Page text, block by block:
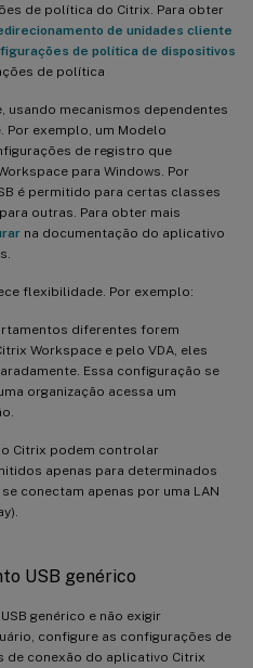
de política do Citrix. Para obter
de unidades cliente
de política de dispositivos
de política
usando mecanismos dependentes
Por exemplo, um Modelo
de registro que
para Windows. Por
é permitido para certas classes
outras. Para obter mais
na documentação do aplicativo
flexibilidade. Por exemplo:
diferentes forem
Workspace e pelo VDA, eles
Essa configuração se
organização acessa um
Citrix podem controlar
apenas para determinados
conectam apenas por uma LAN
USB genérico
genérico e não exigir
configure as configurações de
de conexão do aplicativo Citrix